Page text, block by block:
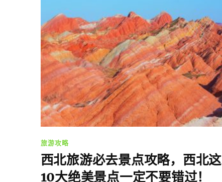
旅游攻略
西北旅游必去景点攻略，西北这
10大绝美景点一定不要错过！